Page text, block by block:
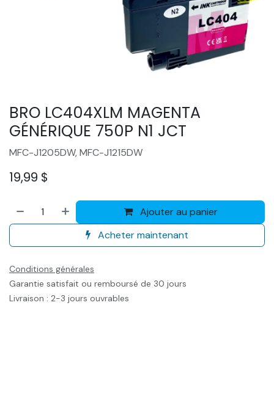
BRO LC404XLM MAGENTA
GÉNÉRIQUE 750P N1 JCT
MFC-J1205DW, MFC-J1215DW
19,99 $
Ajouter au panier
Acheter maintenant
Conditions générales
Garantie satisfait ou remboursé de 30 jours
Livraison : 2-3 jours ouvrables